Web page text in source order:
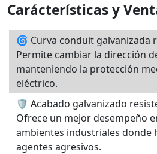
Carácterísticas y
🌀 Curva conduit galvanizada
Permite cambiar la dirección
manteniendo la protección
eléctrico.
🛡 Acabado galvanizado
Ofrece un mejor desempeño
ambientes industriales donde
agentes agresivos.